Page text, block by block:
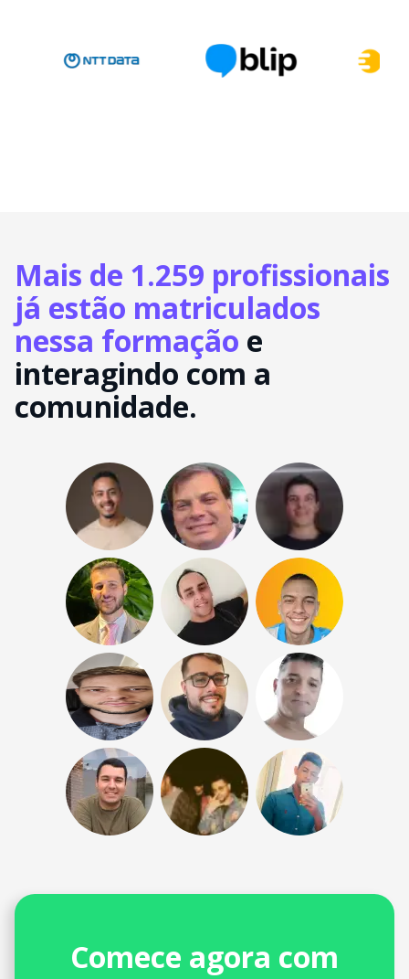
Mais de 1.259 profissionais
já estão matriculados
nessa formação e
interagindo com a
comunidade.
Comece agora com